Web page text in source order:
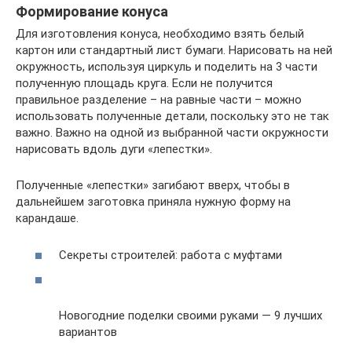
Формирование конуса
Для изготовления конуса, необходимо взять белый
картон или стандартный лист бумаги. Нарисовать на ней
окружность, используя циркуль и поделить на 3 части
полученную площадь круга. Если не получится
правильное разделение – на равные части – можно
использовать полученные детали, поскольку это не так
важно. Важно на одной из выбранной части окружности
нарисовать вдоль дуги «лепестки».
Полученные «лепестки» загибают вверх, чтобы в
дальнейшем заготовка приняла нужную форму на
карандаше.
Секреты строителей: работа с муфтами
Новогодние поделки своими руками — 9 лучших
вариантов